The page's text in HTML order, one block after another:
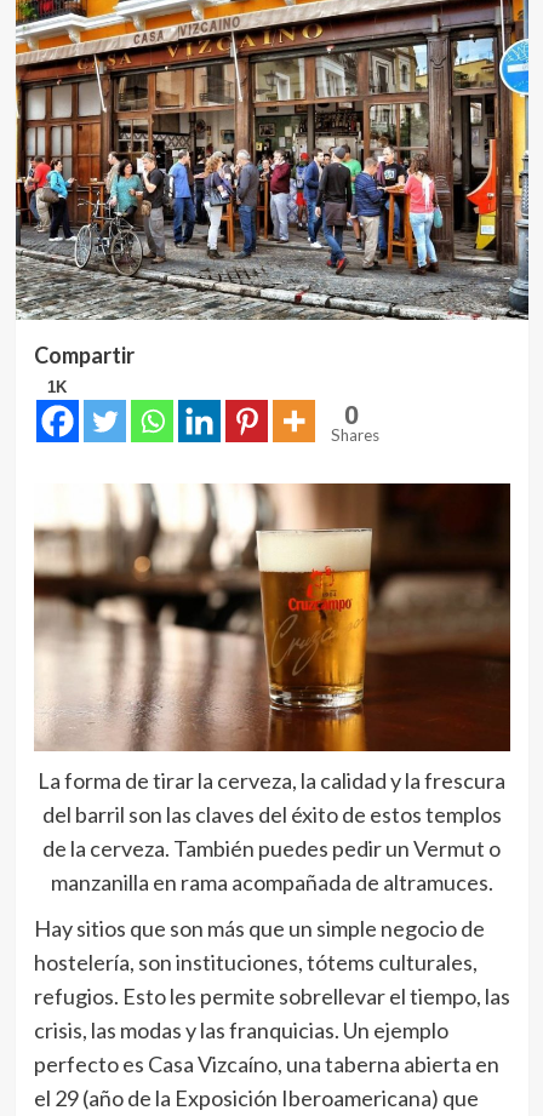
Compartir
1K
0
Shares
La forma de tirar la cerveza, la calidad y la frescura
del barril son las claves del éxito de estos templos
de la cerveza. También puedes pedir un Vermut o
manzanilla en rama acompañada de altramuces.
Hay sitios que son más que un simple negocio de
hostelería, son instituciones, tótems culturales,
refugios. Esto les permite sobrellevar el tiempo, las
crisis, las modas y las franquicias. Un ejemplo
perfecto es Casa Vizcaíno, una taberna abierta en
el 29 (año de la Exposición Iberoamericana) que